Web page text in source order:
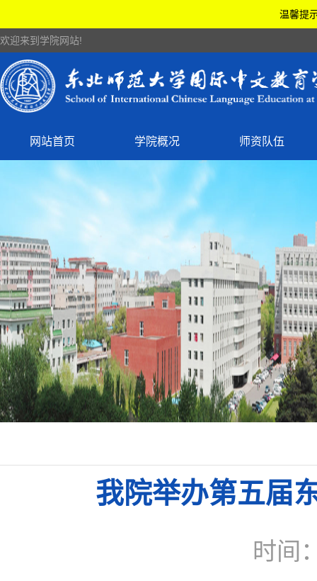
温馨提
欢迎来到学院网站!
网站首页 学院概况 师资队伍
我院举办第五届
时间